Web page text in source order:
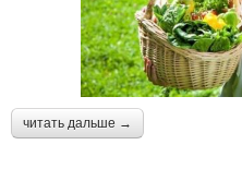
читать дальше →